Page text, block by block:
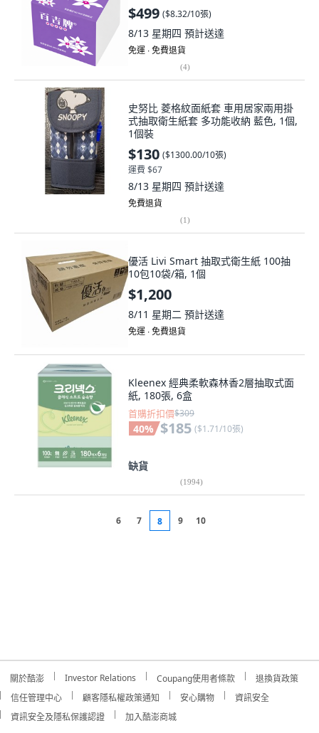
$499 ($8.32/10張)
8/13 星期四 預計送達
免運 ∙ 免費退貨
(4)
史努比 菱格紋面紙套 車用居家兩用掛
式抽取衛生紙套 多功能收納 藍色, 1個,
1個裝
$130 ($1300.00/10張)
運費 $67
8/13 星期四 預計送達
免費退貨
(1)
優活 Livi Smart 抽取式衛生紙 100抽
10包10袋/箱, 1個
$1,200
8/11 星期二 預計送達
免運 ∙ 免費退貨
Kleenex 經典柔軟森林香2層抽取式面
紙, 180張, 6盒
首購折扣價$309
40% $185 ($1.71/10張)
缺貨
(1994)
6 7 8 9 10
關於酷澎 Investor Relations Coupang使用者條款
退換貨政策
信任管理中心
顧客隱私權政策通知 安心購物
資訊安全
資訊安全及隱私保護認證
加入酷澎商城